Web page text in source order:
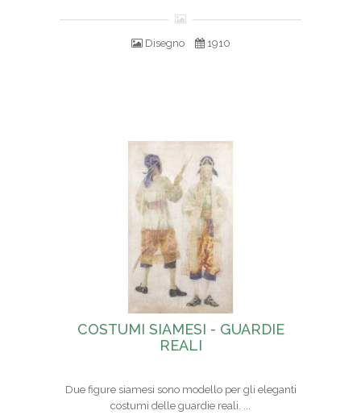
Disegno 1910
COSTUMI SIAMESI - GUARDIE
REALI
Due figure siamesi sono modello per gli eleganti
costumi delle guardie reali. ...